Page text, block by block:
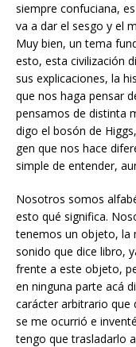
siempre confuciana,
va a dar el sesgo y el
Muy bien, un tema
esto, esta civilización
sus explicaciones, la
que nos haga pensar
pensamos de distinta
digo el bosón de
gen que nos hace
simple de entender,
Nosotros somos
esto qué significa.
tenemos un objeto, la
sonido que dice libro,
frente a este objeto,
en ninguna parte acá
carácter arbitrario que
se me ocurrió e
tengo que trasladarlo